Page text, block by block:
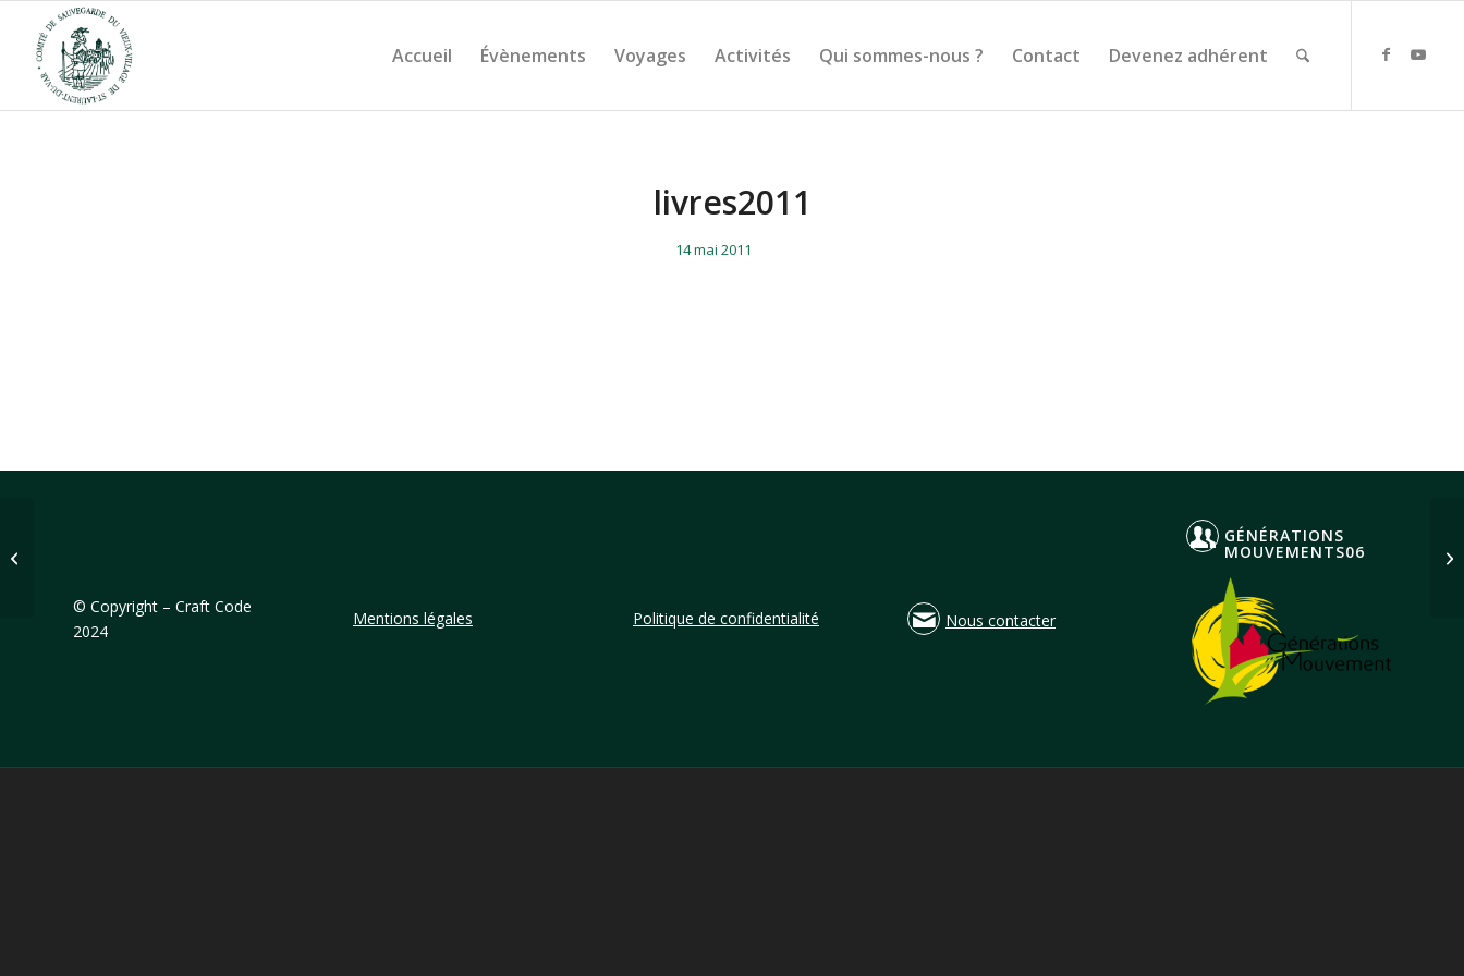
Accueil Évènements Voyages Activités Qui sommes-nous ? Contact Devenez adhérent
livres2011
14 mai 2011
© Copyright – Craft Code
2024
Mentions légales Politique de confidentialité Nous contacter
GÉNÉRATIONS
MOUVEMENTS06